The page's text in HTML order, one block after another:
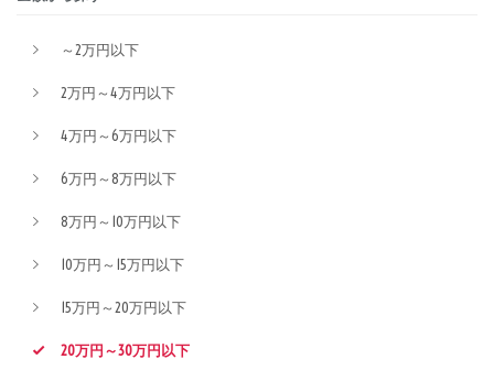
～2万円以下
2万円～4万円以下
4万円～6万円以下
6万円～8万円以下
8万円～10万円以下
10万円～15万円以下
15万円～20万円以下
20万円～30万円以下